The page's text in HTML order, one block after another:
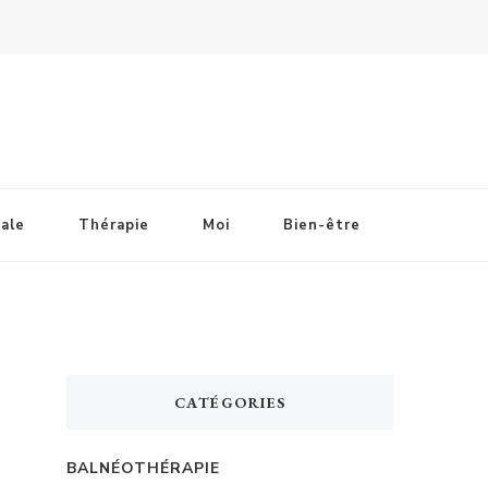
Thérapie Moi Bien-être
CATÉGORIES
BALNÉOTHÉRAPIE